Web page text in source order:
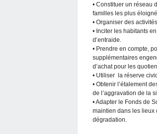
• Constituer un réseau
familles les plus
• Organiser des
• Inciter les habitants
d’entraide.
• Prendre en compte,
supplémentaires
d’achat pour les
• Utiliser la réserve
• Obtenir l’étalement
de l’aggravation de la
• Adapter le Fonds de
maintien dans les lieux
dégradation.